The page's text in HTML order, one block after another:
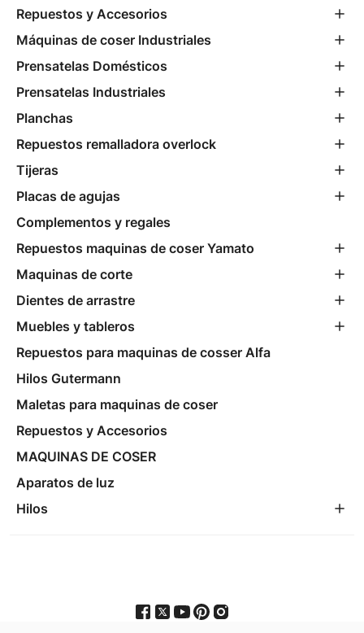
Repuestos y Accesorios
Máquinas de coser Industriales
Prensatelas Domésticos
Prensatelas Industriales
Planchas
Repuestos remalladora overlock
Tijeras
Placas de agujas
Complementos y regales
Repuestos maquinas de coser Yamato
Maquinas de corte
Dientes de arrastre
Muebles y tableros
Repuestos para maquinas de cosser Alfa
Hilos Gutermann
Maletas para maquinas de coser
Repuestos y Accesorios
MAQUINAS DE COSER
Aparatos de luz
Hilos